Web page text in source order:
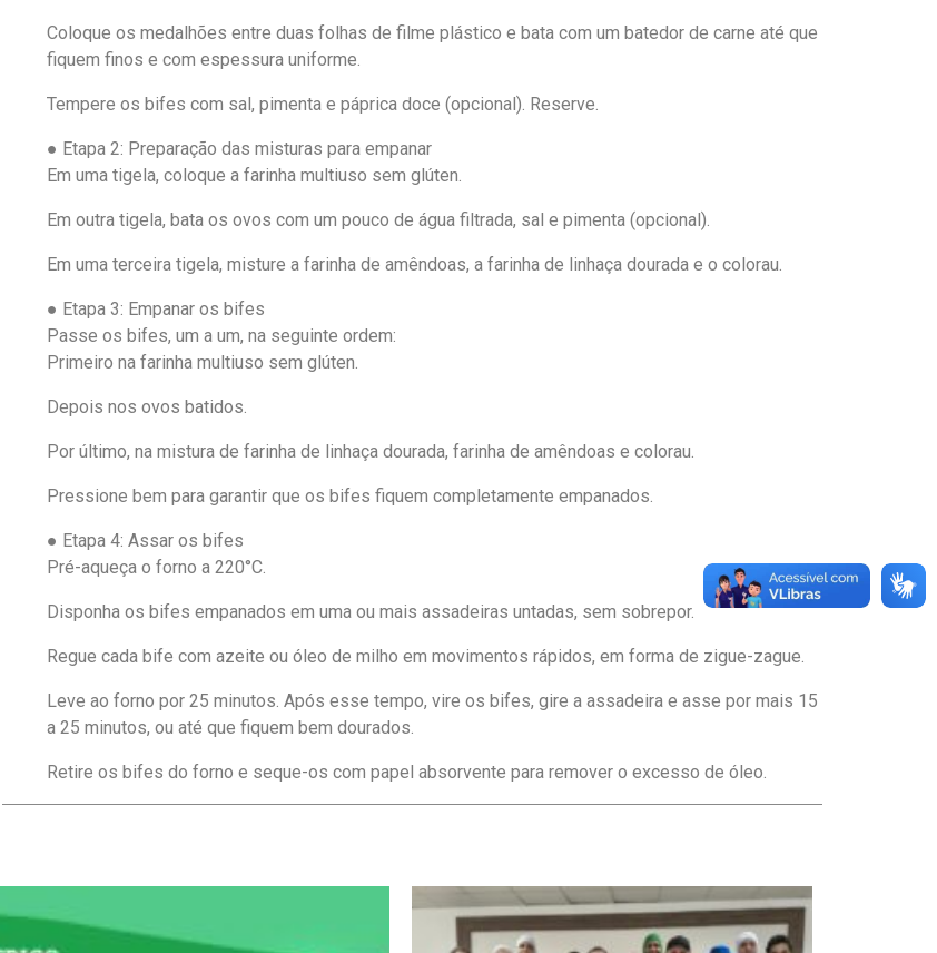
Coloque os medalhões entre duas folhas de filme plástico e bata com um batedor de carne até que
fiquem finos e com espessura uniforme.
Tempere os bifes com sal, pimenta e páprica doce (opcional). Reserve.
● Etapa 2: Preparação das misturas para empanar
Em uma tigela, coloque a farinha multiuso sem glúten.
Em outra tigela, bata os ovos com um pouco de água filtrada, sal e pimenta (opcional).
Em uma terceira tigela, misture a farinha de amêndoas, a farinha de linhaça dourada e o colorau.
● Etapa 3: Empanar os bifes
Passe os bifes, um a um, na seguinte ordem:
Primeiro na farinha multiuso sem glúten.
Depois nos ovos batidos.
Por último, na mistura de farinha de linhaça dourada, farinha de amêndoas e colorau.
Pressione bem para garantir que os bifes fiquem completamente empanados.
● Etapa 4: Assar os bifes
Pré-aqueça o forno a 220°C.
Disponha os bifes empanados em uma ou mais assadeiras untadas, sem sobrepor.
Regue cada bife com azeite ou óleo de milho em movimentos rápidos, em forma de zigue-zague.
Leve ao forno por 25 minutos. Após esse tempo, vire os bifes, gire a assadeira e asse por mais 15
a 25 minutos, ou até que fiquem bem dourados.
Retire os bifes do forno e seque-os com papel absorvente para remover o excesso de óleo.